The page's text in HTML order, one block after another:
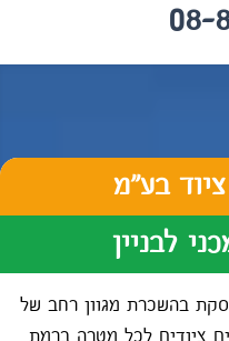
08-
בע"מ
לבניין
בהשכרת מגוון רחב של